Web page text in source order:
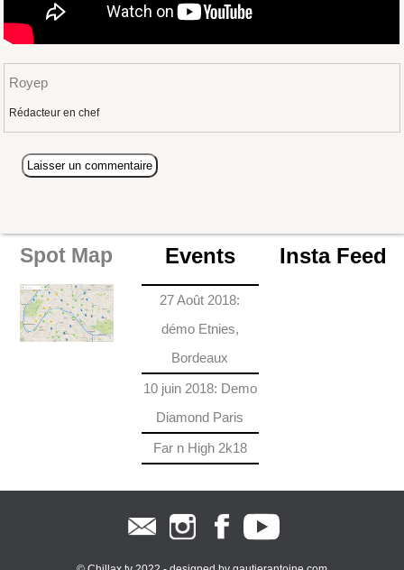
Royep
Rédacteur en chef
Spot Map Events
27 Août 2018:
démo Etnies,
Bordeaux
10 juin 2018: Demo
Diamond Paris
Far n High 2k18
Insta Feed